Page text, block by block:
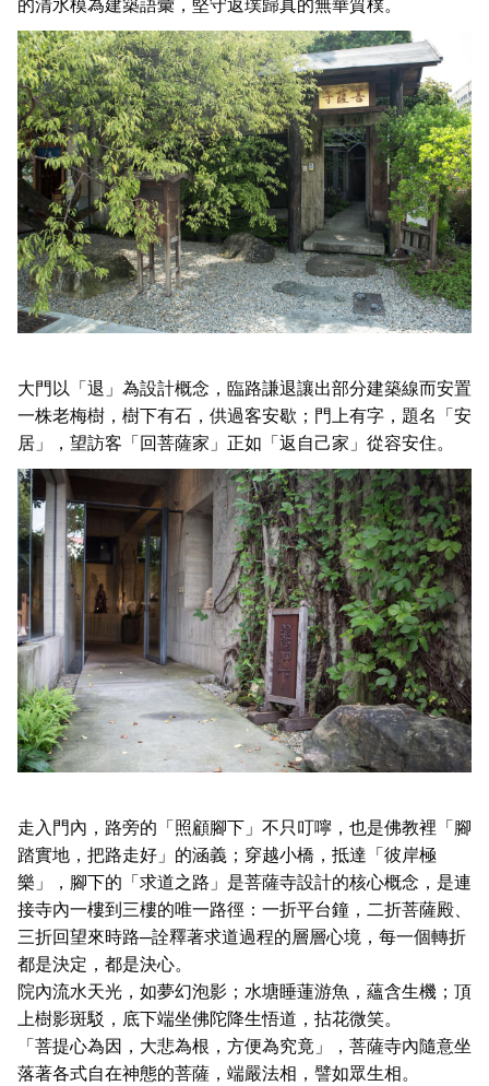
大門以「退」為設計概念，臨路謙退讓出部分建築線而安置
一株老梅樹，樹下有石，供過客安歇；門上有字，題名「安
居」，望訪客「回菩薩家」正如「返自己家」從容安住。
走入門內，路旁的「照顧腳下」不只叮嚀，也是佛教裡「腳
踏實地，把路走好」的涵義；穿越小橋，抵達「彼岸極
樂」，腳下的「求道之路」是菩薩寺設計的核心概念，是連
接寺內一樓到三樓的唯一路徑：一折平台鐘，二折菩薩殿、
三折回望來時路─詮釋著求道過程的層層心境，每一個轉折
都是決定，都是決心。
院內流水天光，如夢幻泡影；水塘睡蓮游魚，蘊含生機；頂
上樹影斑駁，底下端坐佛陀降生悟道，拈花微笑。
「菩提心為因，大悲為根，方便為究竟」，菩薩寺內隨意坐
落著各式自在神態的菩薩，端嚴法相，譬如眾生相。